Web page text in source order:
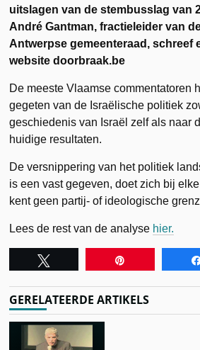
uitslagen van de stembusslag van
André Gantman, fractieleider van
Antwerpse gemeenteraad, schreef
website doorbraak.be
De meeste Vlaamse commentatoren
gegeten van de Israëlische politiek
geschiedenis van Israël zelf als naar
huidige resultaten.
De versnippering van het politiek
is een vast gegeven, doet zich bij
kent geen partij- of ideologische
Lees de rest van de analyse hier.
GERELATEERDE ARTIKELS